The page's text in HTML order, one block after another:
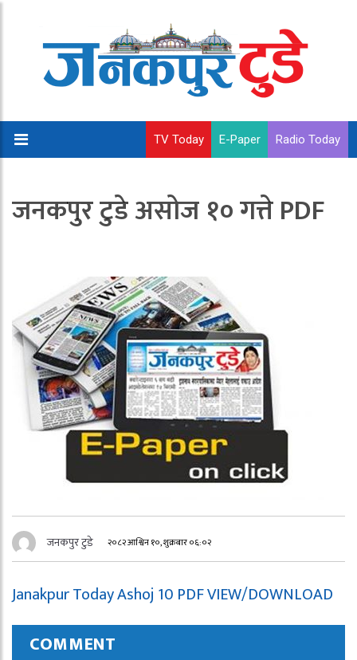
TV Today E-Paper Radio Today
जनकपुर टुडे असोज १० गत्ते PDF
जनकपुर टुडे २०८२ आश्विन १०, शुक्रबार ०६:०२
Janakpur Today Ashoj 10 PDF VIEW/DOWNLOAD
COMMENT